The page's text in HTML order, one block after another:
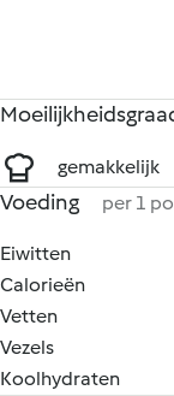
gemakkelijk
Voeding per 1
Eiwitten
Calorieën
Vetten
Vezels
Koolhydraten